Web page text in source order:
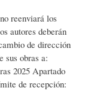
reenviará los
autores deberán
de dirección
sus obras a:
2025 Apartado
de recepción: